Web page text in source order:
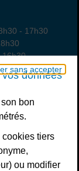
sans accepter
données
bon
cookies tiers
ou modifier
- 17h30
rendez-vous